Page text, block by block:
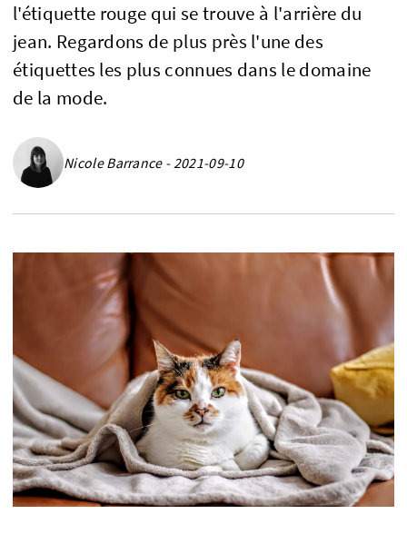
l'étiquette rouge qui se trouve à l'arrière du
jean. Regardons de plus près l'une des
étiquettes les plus connues dans le domaine
de la mode.
Nicole Barrance - 2021-09-10